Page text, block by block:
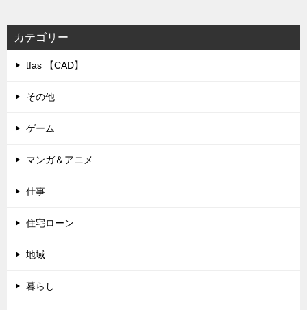
カテゴリー
tfas 【CAD】
その他
ゲーム
マンガ＆アニメ
仕事
住宅ローン
地域
暮らし